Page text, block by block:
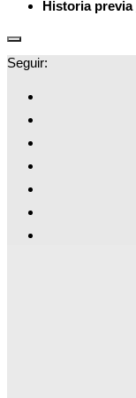
Historia previa
Seguir: